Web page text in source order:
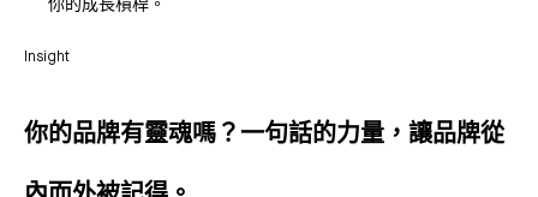
你的成長槓桿。
Insight
你的品牌有靈魂嗎？一句話的力量，讓品牌從